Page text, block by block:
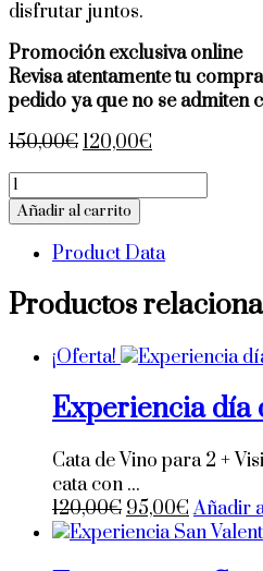
disfrutar juntos.
Promoción exclusiva online
Revisa atentamente tu
pedido ya que no se admiten
150,00€ El
era:
120,00€
Promoción
4+1
Cata
Gourmet
Añadir al carrito
Product Data
Productos
¡Oferta!
Experiencia día
Cata de Vino para 2 +
cata con ...
120,00€ El
precio
95,00€El
precio
Añadir